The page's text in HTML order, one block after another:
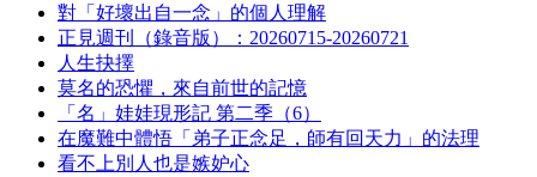
對「好壞出自一念」的個人理解
正見週刊（錄音版）：20260715-20260721
人生抉擇
莫名的恐懼，來自前世的記憶
「名」娃娃現形記 第二季（6）
在魔難中體悟「弟子正念足，師有回天力」的法理
看不上別人也是嫉妒心